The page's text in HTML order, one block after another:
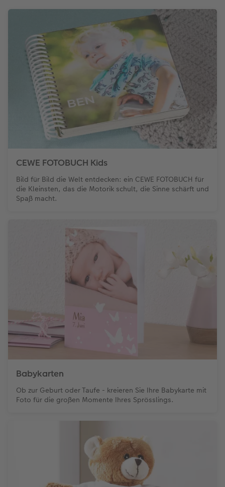
Jetzt kann ich schon alleine sitzen
Jetzt kann ich schon alleine stehen
Mein erster Brei
Das esse ich am liebsten
Meine erste Schramme
Mein Lieblings-Outfit
So schlafe ich am liebsten
Heute habe ich das erste Mal
durchgeschlafen
Heute ist mein 1. Geburtstag
CEWE FOTOBUCH Kids
Bild für Bild die Welt entdecken: ein CEWE FOTOBUCH für
die Kleinsten, das die Motorik schult, die Sinne schärft und
Spaß macht.
Babykarten
Ob zur Geburt oder Taufe - kreieren Sie Ihre Babykarte mit
Foto für die großen Momente Ihres Sprösslings.